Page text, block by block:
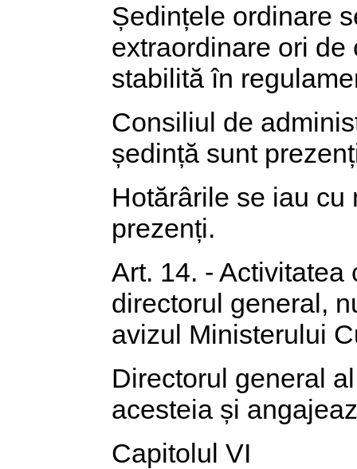
Ședințele ordinare
extraordinare ori
stabilită în
Consiliul de
ședință sunt
Hotărârile se iau cu
prezenți.
Art. 14. -
directorul general,
avizul Ministerului
Directorul general
acesteia și
Capitolul VI